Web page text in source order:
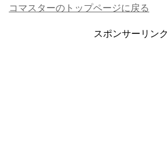
コマスターのトップページに戻る
スポンサーリンク